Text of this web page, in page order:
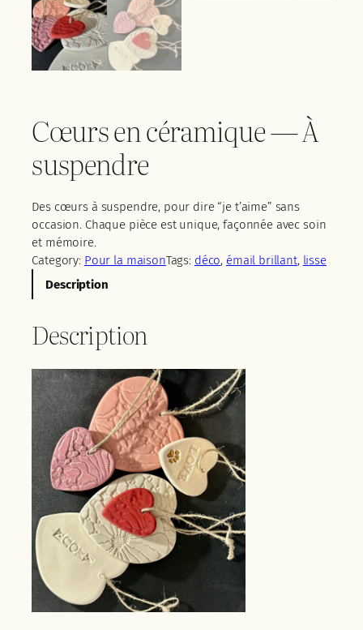
Cœurs en céramique — À
suspendre
Des cœurs à suspendre, pour dire “je t’aime” sans
occasion. Chaque pièce est unique, façonnée avec soin
et mémoire.
Category: Pour la maisonTags: déco, émail brillant, lisse
Description
Description